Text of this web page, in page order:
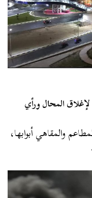
لإغلاق المحال ورأي
والمقاهي أبوابها،